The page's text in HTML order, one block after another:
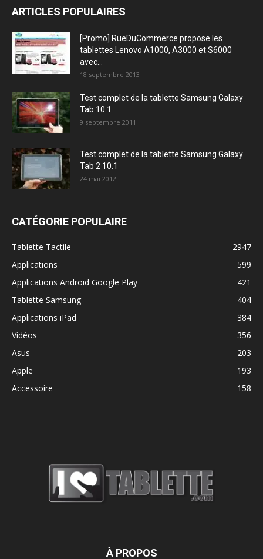
ARTICLES POPULAIRES
[Promo] RueDuCommerce propose les
tablettes Lenovo A1000, A3000 et S6000
avec...
18 septembre 2013
Test complet de la tablette Samsung Galaxy
Tab 10.1
9 septembre 2011
Test complet de la tablette Samsung Galaxy
Tab 2 10.1
24 mai 2012
CATÉGORIE POPULAIRE
Tablette Tactile
2947
Applications
599
Applications Android Google Play
421
Tablette Samsung
404
Applications iPad
384
Vidéos
356
Asus
203
Apple
193
Accessoire
158
À PROPOS